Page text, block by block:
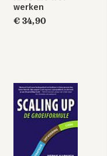
werken
€ 34,90